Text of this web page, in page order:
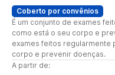
Coberto por convênios
É um conjunto de exames
como está o seu corpo e
exames feitos regularmente
corpo e prevenir doenças.
A partir de: